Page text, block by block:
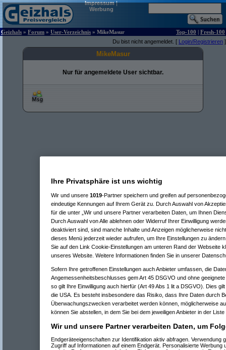
Impressum|
Werbung
Geizhals » Forum » User-Verzeichnis » MikeMasur Top-100 | Fresh-100
Du bist nicht angemeldet. [ Login/Registrieren ]
MikeMasur
Nur für angemeldete User sichtbar.
Ihre Privatsphäre ist uns wichtig
Wir und unsere 1019-Partner speichern und greifen auf
eindeutige Kennungen auf Ihrem Gerät zu. Durch Auswahl von
für die unter „Wir und unsere Partner verarbeiten Daten, um Ihnen
Durch Auswahl von Alle ablehnen oder Widerruf Ihrer Einwilligung
deaktiviert sind, sind manche Inhalte und Anzeigen möglicherweise
dieses Menü jederzeit wieder aufrufen, um Ihre Einstellungen zu
Sie auf den Link Cookie-Einstellungen am unteren Rand der Webseite
unseres Website. Weitere Informationen finden Sie in unserer
Sofern Ihre getroffenen Einstellungen auch Anbieter umfassen, die
Angemessenheitsbeschlusses gem Art 45 DSGVO und ohne
so gilt Ihre Einwilligung auch hierfür (Art 49 Abs 1 lit a DSGVO). Dies
die USA. Es besteht insbesondere das Risiko, dass Ihre Daten durch
Überwachungszwecken verarbeitet werden können, möglicherweise
können Sie abstellen, in dem Sie bei dem jeweiligen Anbieter in der
Wir und unsere Partner verarbeiten Daten, um
Endgeräteeigenschaften zur Identifikation aktiv abfragen. Verwendung
Zugriff auf Informationen auf einem Endgerät. Personalisierte Werbung